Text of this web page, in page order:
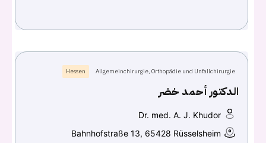
Allgemeinchirurgie, Orthopädie und Unfallchirurgie
Hessen
الدكتور أحمد خضر
Dr. med. A. J. Khudor
Bahnhofstraße 13, 65428 Rüsselsheim